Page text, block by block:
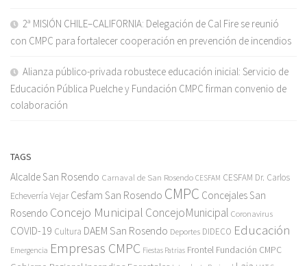
2ª MISIÓN CHILE–CALIFORNIA: Delegación de Cal Fire se reunió
con CMPC para fortalecer cooperación en prevención de incendios
Alianza público-privada robustece educación inicial: Servicio de
Educación Pública Puelche y Fundación CMPC firman convenio de
colaboración
TAGS
Alcalde San Rosendo Carnaval de San Rosendo CESFAM CESFAM Dr. Carlos
Echeverría Vejar Cesfam San Rosendo CMPC Concejales San
Rosendo Concejo Municipal ConcejoMunicipal Coronavirus
COVID-19 Cultura DAEM San Rosendo Deportes DIDECO Educación
Emergencia Empresas CMPC Fiestas Patrias Frontel Fundación CMPC